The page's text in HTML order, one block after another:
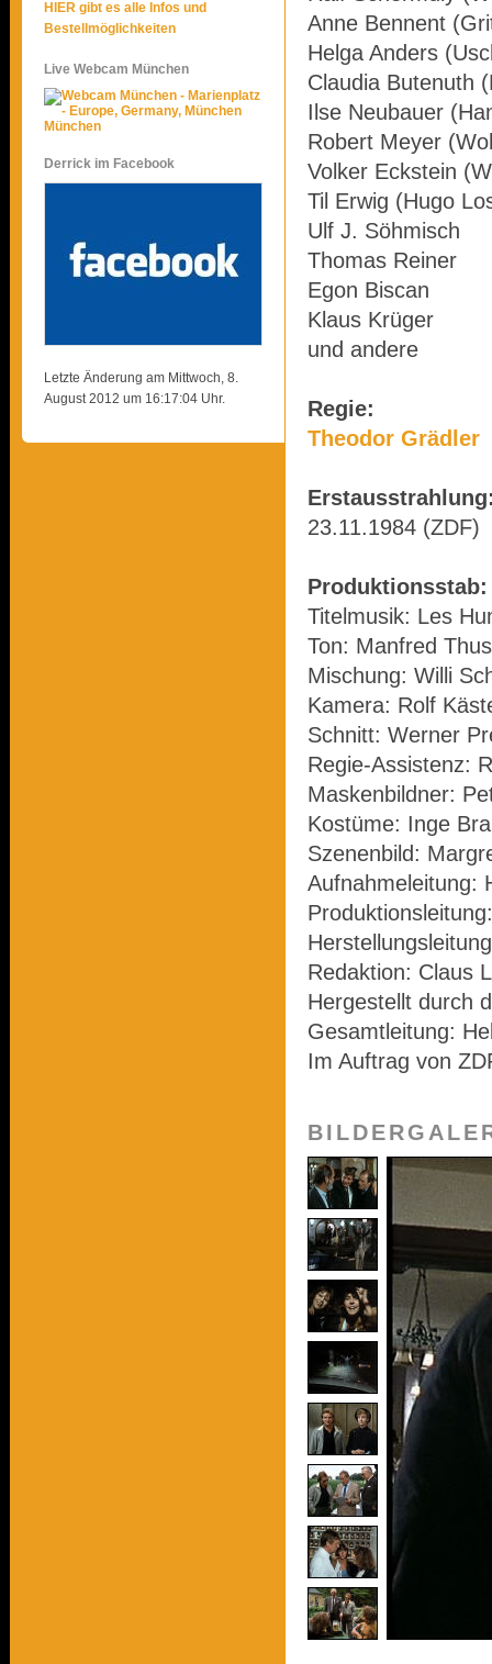
HIER gibt es alle Infos und
Bestellmöglichkeiten
Live Webcam München
München
Derrick im Facebook
Letzte Änderung am Mittwoch, 8.
August 2012 um 16:17:04 Uhr.
Anne Bennent
Helga Anders
Claudia Butenuth
Ilse Neubauer
Robert Meyer
Volker Eckstein
Til Erwig (Hugo
Ulf J. Söhmisch
Thomas Reiner
Egon Biscan
Klaus Krüger
und andere
Regie:
Theodor Grädler
23.11.1984 (ZDF)
Produktionsstab:
Titelmusik: Les
Ton: Manfred
Mischung: Willi
Kamera: Rolf
Schnitt: Werner
Regie-Assistenz:
Maskenbildner:
Kostüme: Inge
Szenenbild:
Aufnahmeleitung:
Redaktion: Claus
Hergestellt durch
Gesamtleitung:
Im Auftrag von